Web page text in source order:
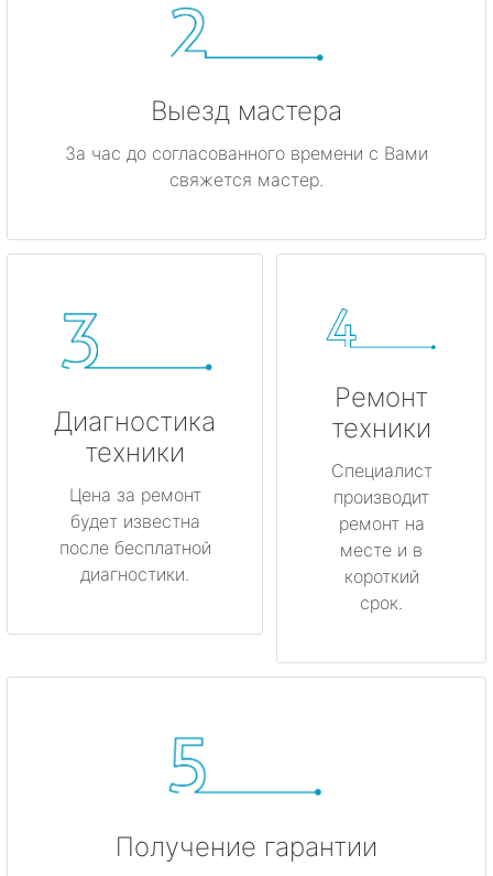
Выезд мастера
За час до согласованного времени с Вами
свяжется мастер.
Диагностика
техники
Цена за ремонт
будет известна
после бесплатной
диагностики.
Ремонт
техники
Специалист
производит
ремонт на
месте и в
короткий
срок.
Получение гарантии